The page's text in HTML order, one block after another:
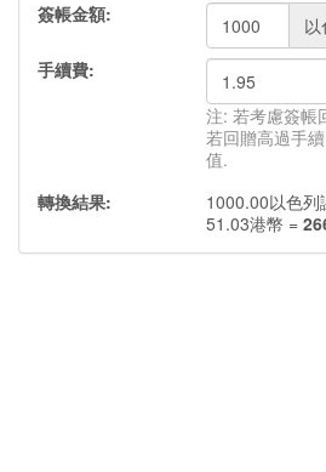
簽帳金額:
手續費:
注: 若考慮簽帳
若回贈高過手
值.
轉換結果:
1000.00以色列
51.03港幣 =